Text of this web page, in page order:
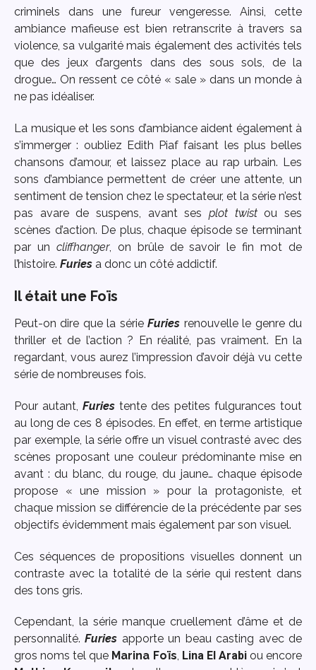
criminels dans une fureur vengeresse. Ainsi, cette
ambiance mafieuse est bien retranscrite à travers sa
violence, sa vulgarité mais également des activités tels
que des jeux d’argents dans des sous sols, de la
drogue… On ressent ce côté « sale » dans un monde à
ne pas idéaliser.
La musique et les sons d’ambiance aident également à
s’immerger : oubliez Edith Piaf faisant les plus belles
chansons d’amour, et laissez place au rap urbain. Les
sons d’ambiance permettent de créer une attente, un
sentiment de tension chez le spectateur, et la série n’est
pas avare de suspens, avant ses plot twistou ses
scènes d’action. De plus, chaque épisode se terminant
par un cliffhanger, on brûle de savoir le fin mot de
l’histoire. Furies a donc un côté addictif.
Il était une Foïs
Peut-on dire que la sérieFuries renouvelle le genre du
thriller et de l’action ? En réalité, pas vraiment. En la
regardant, vous aurez l’impression d’avoir déjà vu cette
série de nombreuses fois.
Pour autant, Furies tente des petites fulgurances tout
au long de ces 8 épisodes. En effet, en terme artistique
par exemple, la série offre un visuel contrasté avec des
scènes proposant une couleur prédominante mise en
avant : du blanc, du rouge, du jaune… chaque épisode
propose « une mission » pour la protagoniste, et
chaque mission se différencie de la précédente par ses
objectifs évidemment mais également par son visuel.
Ces séquences de propositions visuelles donnent un
contraste avec la totalité de la série qui restent dans
des tons gris.
Cependant, la série manque cruellement d’âme et de
personnalité.Furies apporte un beau casting avec de
gros noms tel que Marina Foïs, Lina El Arabiou encore